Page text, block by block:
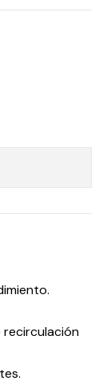
recirculación